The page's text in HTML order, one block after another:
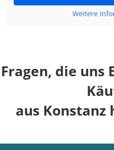
Weitere
Fragen, die uns
aus